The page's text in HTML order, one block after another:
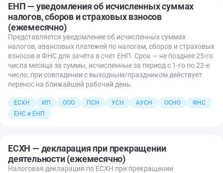
ЕНП — уведомления об исчисленных суммах
налогов, сборов и страховых взносов
(ежемесячно)
Представляется уведомление об исчисленных суммах
налогов, авансовых платежей по налогам, сборов и страховых
взносов в ФНС для зачёта в счёт ЕНП. Срок — не позднее 25-го
числа месяца за суммы, исчисленные за период с 1-го по 22-е
число; при совпадении с выходным/праздником действует
перенос на ближайший рабочий день.
ЕСХН ИП ООО ПСН УСН АУСН ОСНО
ФНС
ЕНС и ЕНП
ЕСХН — декларация при прекращении
деятельности (ежемесячно)
Налоговая декларация по ЕСХН при прекращении